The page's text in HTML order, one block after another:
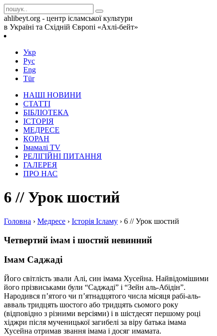
ahlibeyt.org - центр ісламської культури
в Україні та Східній Європі «Ахлі-бейт»
Укр
Рус
Eng
Tür
НАШІ НОВИНИ
СТАТТІ
БІБЛІОТЕКА
ІСТОРІЯ
МЕДРЕСЕ
КОРАН
Iмамалi TV
РЕЛІГІЙНІ ПИТАННЯ
ГАЛЕРЕЯ
ПРО НАС
6 // Урок шостий
Головна › Медресе › Історія Ісламу › 6 // Урок шостий
Четвертий імам і шостий невинний
Імам Саджаді
Його світлість звали Алі, син імама Хусейна. Найвідомішими
його прізвиськами були “Саджаді” і “Зейн аль-Абідін”.
Народився п’ятого чи п’ятнадцятого числа місяця рабі-аль-
авваль тридцять шостого або тридцять сьомого року
(відповідно з різними версіями) і в шістдесят першому році
хіджри після мученицької загибелі за віру батька імама
Хусейна отримав звання імама і досяг имамата.